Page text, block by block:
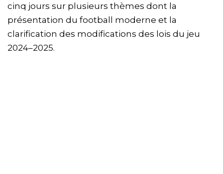
cinq jours sur plusieurs thèmes dont la
présentation du football moderne et la
clarification des modifications des lois du jeu
2024–2025.